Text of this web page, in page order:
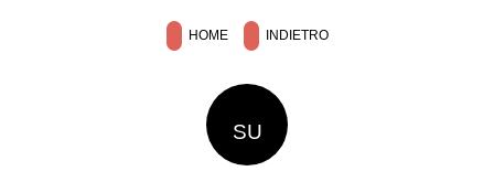
HOME INDIETRO
SU